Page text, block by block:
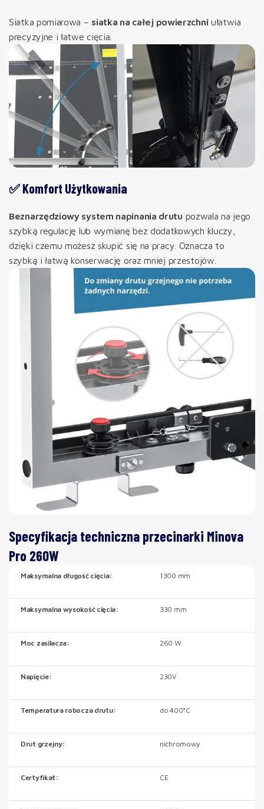
Siatka pomiarowa – siatka na całej powierzchni ułatwia
precyzyjne i łatwe cięcia.
✅ Komfort Użytkowania
Beznarzędziowy system napinania drutu pozwala na jego
szybką regulację lub wymianę bez dodatkowych kluczy,
dzięki czemu możesz skupić się na pracy. Oznacza to
szybką i łatwą konserwację oraz mniej przestojów.
Specyfikacja techniczna przecinarki Minova
Pro 260W
Maksymalna długość cięcia: 1300 mm
Maksymalna wysokość cięcia: 330 mm
Moc zasilacza: 260 W
Napięcie: 230V
Temperatura robocza drutu: do 400°C
Drut grzejny: nichromowy
Certyfikat: CE